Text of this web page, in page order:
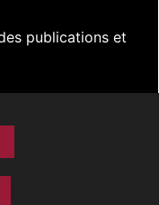
publications et